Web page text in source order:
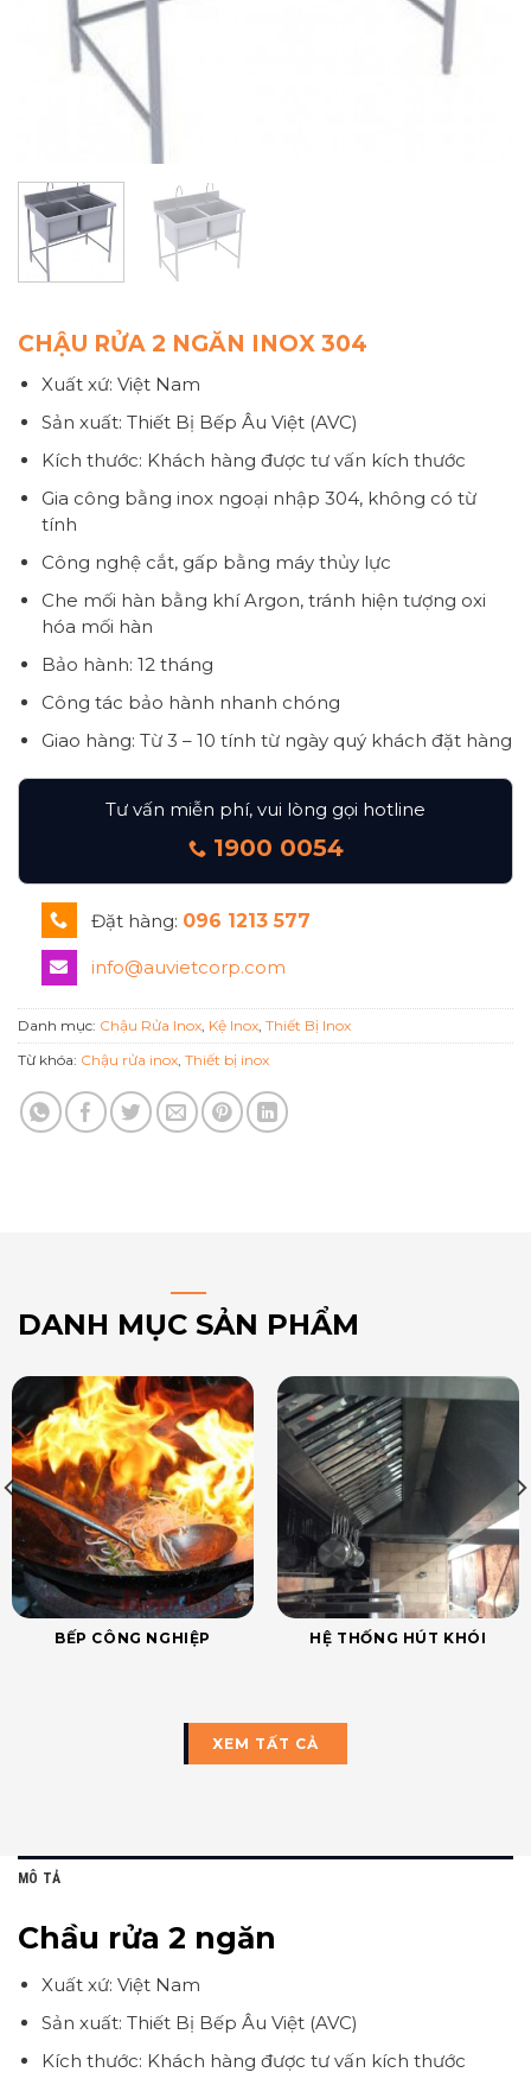
CHẬU RỬA 2 NGĂN INOX 304
Xuất xứ: Việt Nam
Sản xuất: Thiết Bị Bếp Âu Việt (AVC)
Kích thước: Khách hàng được tư vấn kích thước
Gia công bằng inox ngoại nhập 304, không có từ
tính
Công nghệ cắt, gấp bằng máy thủy lực
Che mối hàn bằng khí Argon, tránh hiện tượng oxi
hóa mối hàn
Bảo hành: 12 tháng
Công tác bảo hành nhanh chóng
Giao hàng: Từ 3 – 10 tính từ ngày quý khách đặt hàng
Tư vấn miễn phí, vui lòng gọi hotline
1900 0054
Đặt hàng: 096 1213 577
info@auvietcorp.com
Danh mục: Chậu Rửa Inox, Kệ Inox, Thiết Bị Inox
Từ khóa: Chậu rửa inox, Thiết bị inox
DANH MỤC SẢN PHẨM
BẾP CÔNG NGHIỆP HỆ THỐNG HÚT KHÓI
XEM TẤT CẢ
MÔ TẢ
Chầu rửa 2 ngăn
Xuất xứ: Việt Nam
Sản xuất: Thiết Bị Bếp Âu Việt (AVC)
Kích thước: Khách hàng được tư vấn kích thước